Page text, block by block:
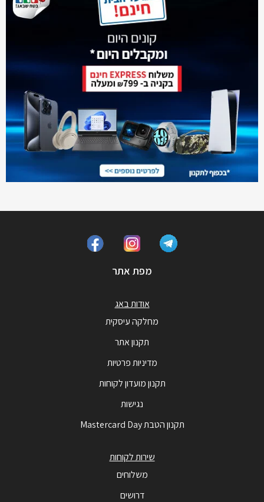
מפת אתר
אודות באג
מחלקה עיסקית
תקנון אתר
מדיניות פרטיות
תקנון מועדון לקוחות
נגישות
תקנון הטבת Mastercard Day
שירות לקוחות
משלוחים
דרושים